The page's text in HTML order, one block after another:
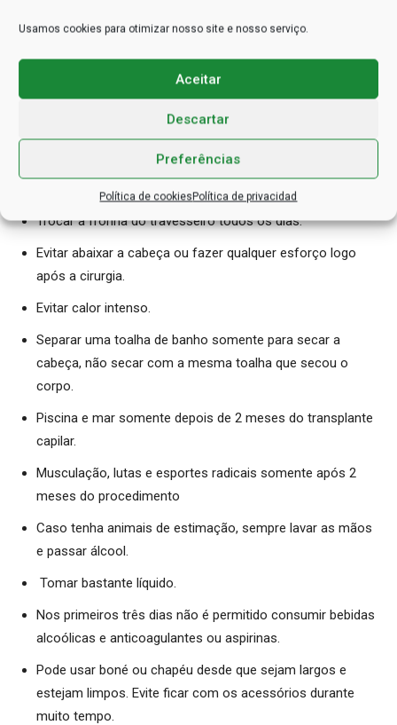
Usamos cookies para otimizar nosso site e nosso serviço.
Aceitar
Descartar
Preferências
Política de cookiesPolítica de privacidad
Utilizar um travesseiro macio, e um rolete (toalha macia
Aplicar compressas com gelo na testa para amenizar o
inchaço e nunca colocar em cima dos enxertos.
Dormir de barriga para cima.
Procurar manter a cabeça elevada.
Trocar a fronha do travesseiro todos os dias.
Evitar abaixar a cabeça ou fazer qualquer esforço logo
após a cirurgia.
Evitar calor intenso.
Separar uma toalha de banho somente para secar a
cabeça, não secar com a mesma toalha que secou o
corpo.
Piscina e mar somente depois de 2 meses do transplante
capilar.
Musculação, lutas e esportes radicais somente após 2
meses do procedimento
Caso tenha animais de estimação, sempre lavar as mãos
e passar álcool.
Tomar bastante líquido.
Nos primeiros três dias não é permitido consumir bebidas
alcoólicas e anticoagulantes ou aspirinas.
Pode usar boné ou chapéu desde que sejam largos e
estejam limpos. Evite ficar com os acessórios durante
muito tempo.